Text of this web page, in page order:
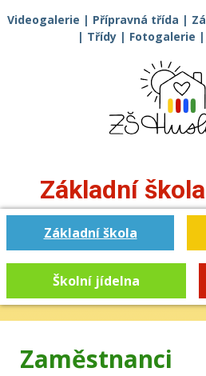
Videogalerie | Přípravná třída |
| Třídy | Fotogalerie |
Základní škola
Základní škola
Školní jídelna
Zaměstnanci